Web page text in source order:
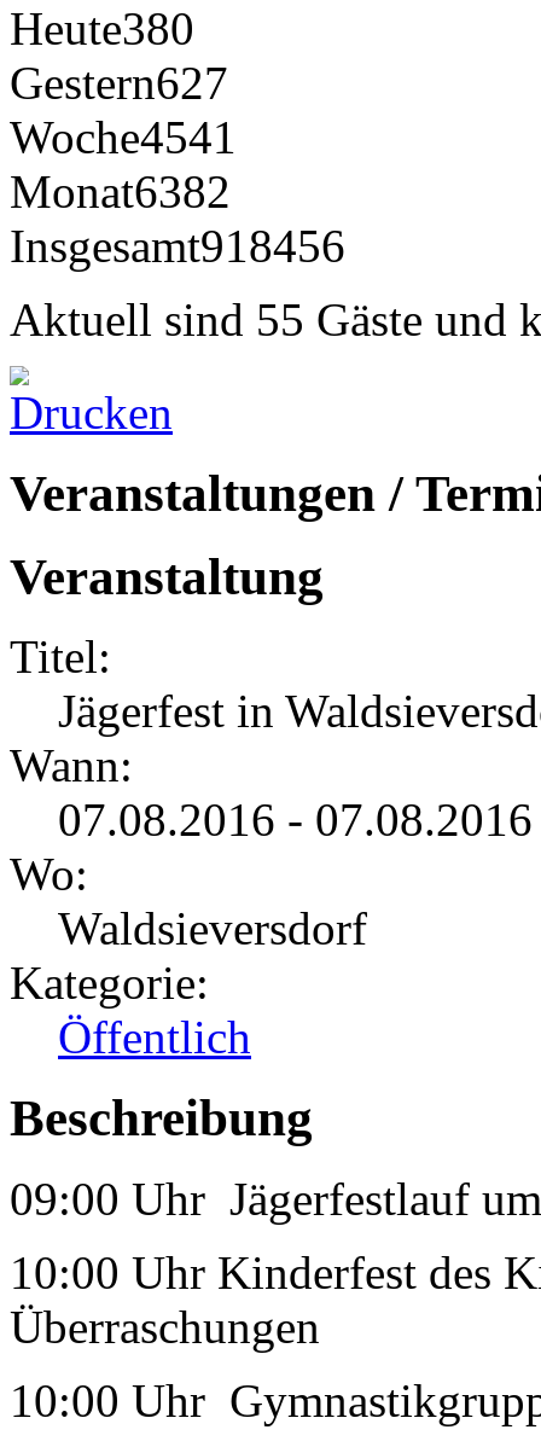
Heute380
Gestern627
Woche4541
Monat6382
Insgesamt918456
Aktuell sind 55 Gäste und
Veranstaltungen /
Veranstaltung
Titel:
Jägerfest in
Wann:
07.08.2016 -
Wo:
Waldsieversdorf
Kategorie:
Öffentlich
Beschreibung
09:00 Uhr Jägerfestlauf
10:00 Uhr Kinderfest des
Überraschungen
10:00 Uhr